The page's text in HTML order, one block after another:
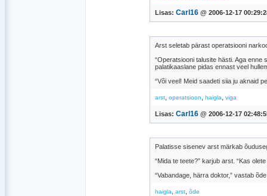
Lisas: Carl16 @ 2006-12-17
Arst seletab pärast operatsiooni
“Operatsiooni talusite hästi. Aga
palatikaaslane pidas ennast veel
“Või veel! Meid saadeti siia ju aknaid
arst operatsioon haigla viga
Lisas: Carl16 @ 2006-12-17
Palatisse sisenev arst märkab
“Mida te teete?” karjub arst. “Kas
“Vabandage, härra doktor,” vastab
haigla arst õde